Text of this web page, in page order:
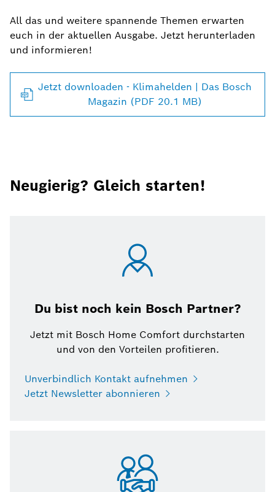
All das und weitere spannende Themen erwarten
euch in der aktuellen Ausgabe. Jetzt herunterladen
und informieren!
Jetzt downloaden - Klimahelden | Das Bosch
Magazin (PDF 20.1 MB)
Neugierig? Gleich starten!
Du bist noch kein Bosch Partner?
Jetzt mit Bosch Home Comfort durchstarten
und von den Vorteilen profitieren.
Unverbindlich Kontakt aufnehmen
Jetzt Newsletter abonnieren